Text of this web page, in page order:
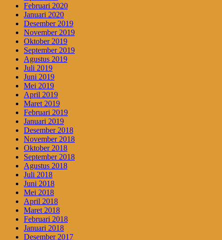
Februari 2020
Januari 2020
Desember 2019
November 2019
Oktober 2019
September 2019
Agustus 2019
Juli 2019
Juni 2019
Mei 2019
April 2019
Maret 2019
Februari 2019
Januari 2019
Desember 2018
November 2018
Oktober 2018
September 2018
Agustus 2018
Juli 2018
Juni 2018
Mei 2018
April 2018
Maret 2018
Februari 2018
Januari 2018
Desember 2017